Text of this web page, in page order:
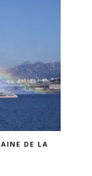
DE LA